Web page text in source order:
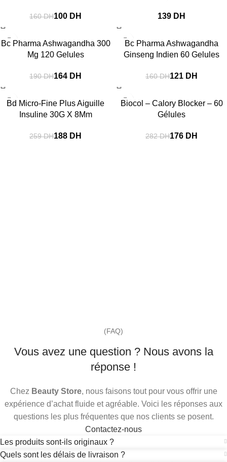
160DH100 DH DH
Bc Pharma Ashwagandha 300
Mg 120 Gelules
190DH164 DH
Bc Pharma Ashwagandha
Ginseng Indien 60 Gelules
160DH121 DH
Bd Micro-Fine Plus Aiguille
Insuline 30G X 8Mm
259DH188 DH
Biocol – Calory Blocker – 60
Gélules
282DH176 DH
(FAQ)
Vous avez une question ? Nous avons la
réponse !
Chez Beauty Store, nous faisons tout pour vous offrir une
expérience d’achat fluide et agréable. Voici les réponses aux
questions les plus fréquentes que nos clients se posent.
Contactez-nous
Les produits sont-ils originaux ?
Quels sont les délais de livraison ?